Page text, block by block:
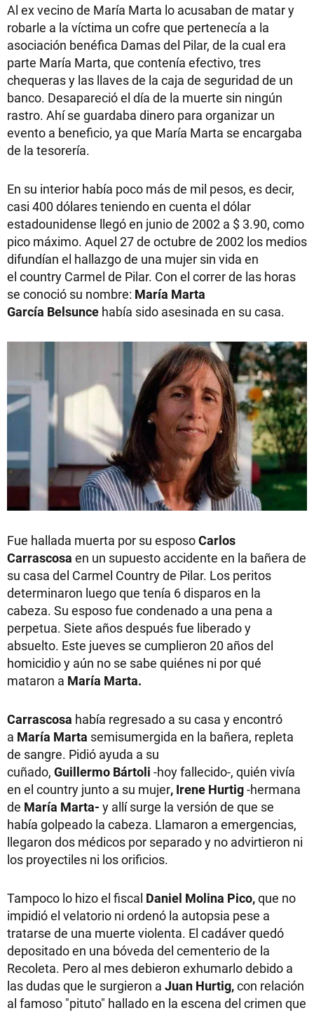
Al ex vecino de María Marta lo acusaban de matar y
robarle a la víctima un cofre que pertenecía a la
asociación benéfica Damas del Pilar, de la cual era
parte María Marta, que contenía efectivo, tres
chequeras y las llaves de la caja de seguridad de un
banco. Desapareció el día de la muerte sin ningún
rastro. Ahí se guardaba dinero para organizar un
evento a beneficio, ya que María Marta se encargaba
de la tesorería.
En su interior había poco más de mil pesos, es decir,
casi 400 dólares teniendo en cuenta el dólar
estadounidense llegó en junio de 2002 a $ 3.90, como
pico máximo. Aquel 27 de octubre de 2002 los medios
difundían el hallazgo de una mujer sin vida en
el country Carmel de Pilar. Con el correr de las horas
se conoció su nombre: María Marta
García Belsunce había sido asesinada en su casa.
Fue hallada muerta por su esposoCarlos
Carrascosa en un supuesto accidente en la bañera de
su casa del Carmel Country de Pilar. Los peritos
determinaron luego que tenía 6 disparos en la
cabeza. Su esposo fue condenado a una pena a
perpetua. Siete años después fue liberado y
absuelto. Este jueves se cumplieron 20 años del
homicidio y aún no se sabe quiénes ni por qué
mataron a María Marta.
Carrascosa había regresado a su casa y encontró
a María Marta semisumergida en la bañera, repleta
de sangre. Pidió ayuda a su
cuñado, Guillermo Bártoli -hoy fallecido-, quién vivía
en el country junto a su mujer, Irene Hurtig-hermana
de María Marta- y allí surge la versión de que se
había golpeado la cabeza. Llamaron a emergencias,
llegaron dos médicos por separado y no advirtieron ni
los proyectiles ni los orificios.
Tampoco lo hizo el fiscal Daniel Molina Pico,que no
impidió el velatorio ni ordenó la autopsia pese a
tratarse de una muerte violenta. El cadáver quedó
depositado en una bóveda del cementerio de la
Recoleta. Pero al mes debieron exhumarlo debido a
las dudas que le surgieron a Juan Hurtig,con relación
al famoso "pituto" hallado en la escena del crimen que